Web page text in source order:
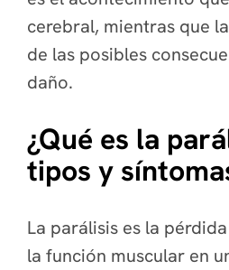
cerebral, mientras que
de las posibles
daño.
¿Qué es la
tipos y
La parálisis es la
la función muscular en